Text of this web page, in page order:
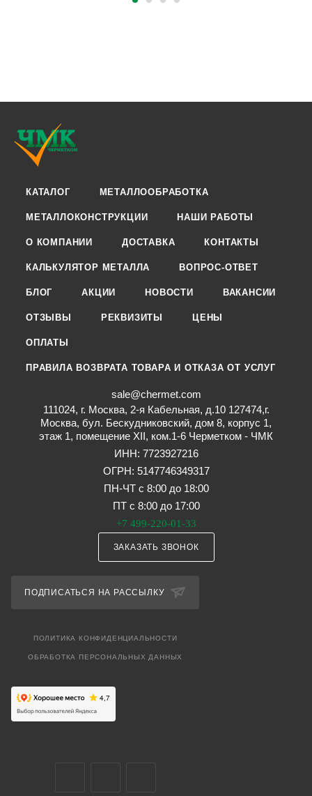
КАТАЛОГ МЕТАЛЛООБРАБОТКА
МЕТАЛЛОКОНСТРУКЦИИ НАШИ РАБОТЫ
О КОМПАНИИ ДОСТАВКА КОНТАКТЫ
КАЛЬКУЛЯТОР МЕТАЛЛА ВОПРОС-ОТВЕТ
БЛОГ АКЦИИ НОВОСТИ ВАКАНСИИ
ОТЗЫВЫ РЕКВИЗИТЫ ЦЕНЫ
ОПЛАТЫ
ПРАВИЛА ВОЗВРАТА ТОВАРА И ОТКАЗА ОТ УСЛУГ
sale@chermet.com
111024, г. Москва, 2-я Кабельная, д.10 127474,г.
Москва, бул. Бескудниковский, дом 8, корпус 1,
этаж 1, помещение XII, ком.1-6 Черметком - ЧМК
ИНН: 7723927216
ОГРН: 5147746349317
ПН-ЧТ с 8:00 до 18:00
ПТ с 8:00 до 17:00
+7 499-220-01-33
ЗАКАЗАТЬ ЗВОНОК
ПОДПИСАТЬСЯ НА РАССЫЛКУ
ПОЛИТИКА КОНФИДЕНЦИАЛЬНОСТИ
ОБРАБОТКА ПЕРСОНАЛЬНЫХ ДАННЫХ